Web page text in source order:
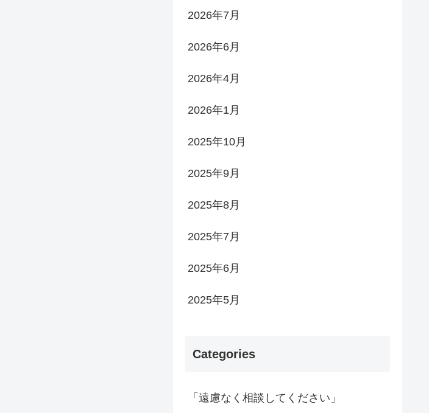
2026年7月
2026年6月
2026年4月
2026年1月
2025年10月
2025年9月
2025年8月
2025年7月
2025年6月
2025年5月
Categories
「遠慮なく相談してください」